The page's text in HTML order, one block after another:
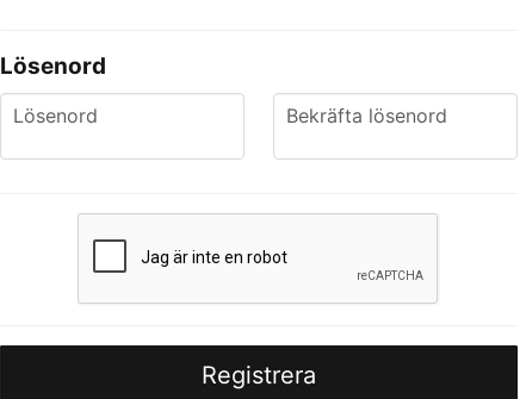
Lösenord
Lösenord
Lösenord Bekräfta lösenord
Registrera